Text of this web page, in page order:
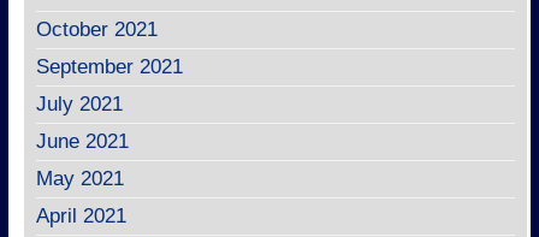
October 2021
September 2021
July 2021
June 2021
May 2021
April 2021